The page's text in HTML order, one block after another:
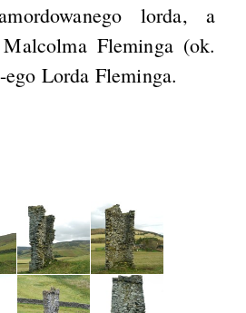
lorda, a
Fleminga (ok.
Lorda Fleminga.